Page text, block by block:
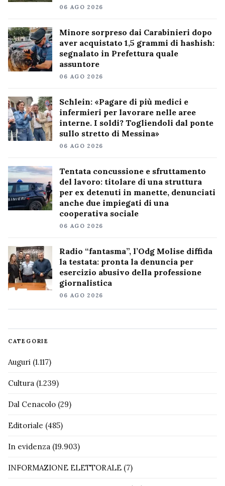
06 AGO 2026
Minore sorpreso dai Carabinieri dopo
aver acquistato 1,5 grammi di hashish:
segnalato in Prefettura quale
assuntore
06 AGO 2026
Schlein: «Pagare di più medici e
infermieri per lavorare nelle aree
interne. I soldi? Togliendoli dal ponte
sullo stretto di Messina»
06 AGO 2026
Tentata concussione e sfruttamento
del lavoro: titolare di una struttura
per ex detenuti in manette, denunciati
anche due impiegati di una
cooperativa sociale
06 AGO 2026
Radio “fantasma”, l’Odg Molise diffida
la testata: pronta la denuncia per
esercizio abusivo della professione
giornalistica
06 AGO 2026
CATEGORIE
Auguri (1.117)
Cultura (1.239)
Dal Cenacolo (29)
Editoriale (485)
In evidenza (19.903)
INFORMAZIONE ELETTORALE (7)